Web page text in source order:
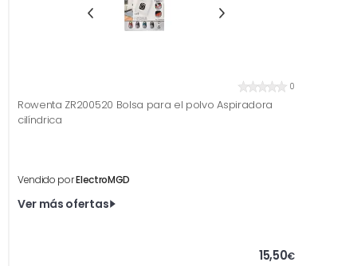
0
Rowenta ZR200520 Bolsa para el polvo Aspiradora
cilíndrica
Vendido porElectroMGD
Ver más ofertas
15,50€